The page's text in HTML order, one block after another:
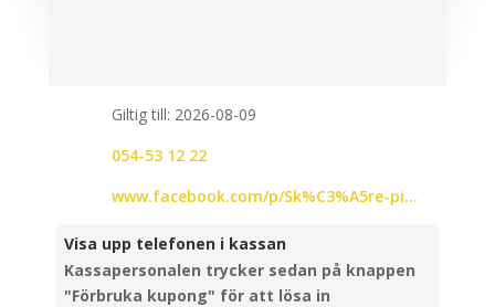
Giltig till: 2026-08-09
054-53 12 22
www.facebook.com/p/Sk%C3%A5re-pizzeria-restaurang-100029060751300
Visa upp telefonen i kassan
Kassapersonalen trycker sedan på knappen
"Förbruka kupong" för att lösa in